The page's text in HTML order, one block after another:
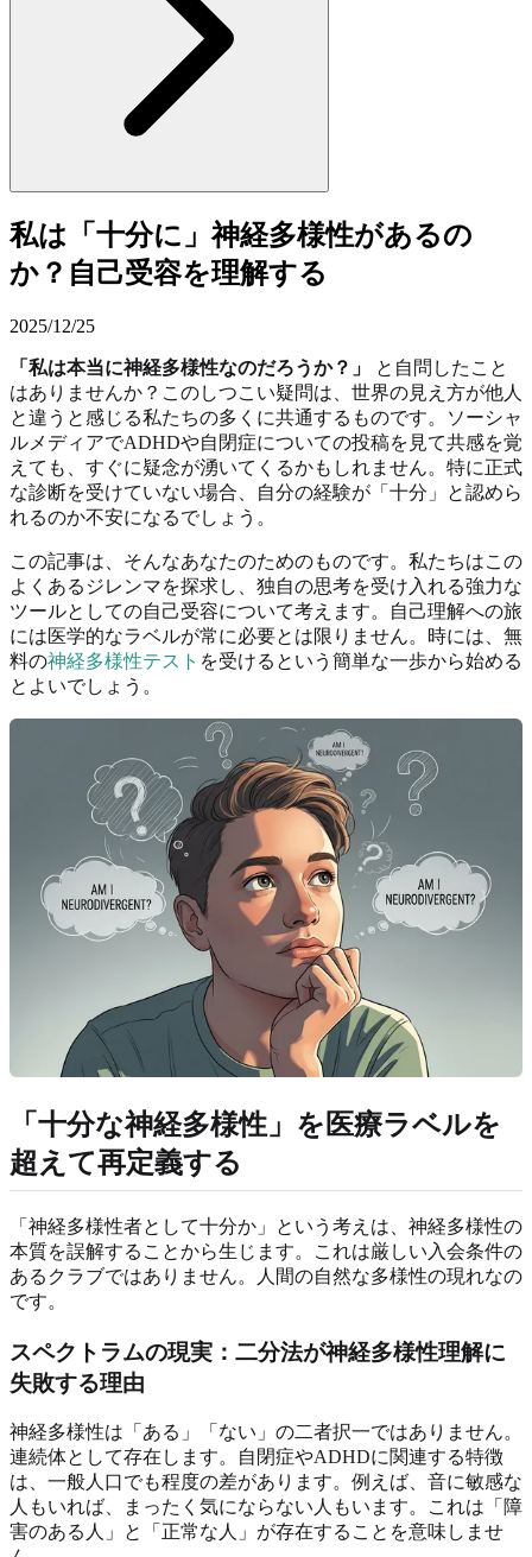
私は「十分に」神経多様性があるの
か？自己受容を理解する
2025/12/25
「私は本当に神経多様性なのだろうか？」
と自問したこと
はありませんか？このしつこい疑問は、世界の見え方が他人
と違うと感じる私たちの多くに共通するものです。ソーシャ
ルメディアでADHDや自閉症についての投稿を見て共感を覚
えても、すぐに疑念が湧いてくるかもしれません。特に正式
な診断を受けていない場合、自分の経験が「十分」と認めら
れるのか不安になるでしょう。
この記事は、そんなあなたのためのものです。私たちはこの
よくあるジレンマを探求し、独自の思考を受け入れる強力な
ツールとしての自己受容について考えます。自己理解への旅
には医学的なラベルが常に必要とは限りません。時には、無
料の神経多様性テスト を受けるという簡単な一歩から始める
とよいでしょう。
「十分な神経多様性」を医療ラベルを
超えて再定義する
「神経多様性者として十分か」という考えは、神経多様性の
本質を誤解することから生じます。これは厳しい入会条件の
あるクラブではありません。人間の自然な多様性の現れなの
です。
スペクトラムの現実：二分法が神経多様性理解に
失敗する理由
神経多様性は「ある」「ない」の二者択一ではありません。
連続体として存在します。自閉症やADHDに関連する特徴
は、一般人口でも程度の差があります。例えば、音に敏感な
人もいれば、まったく気にならない人もいます。これは「障
害のある人」と「正常な人」が存在することを意味しませ